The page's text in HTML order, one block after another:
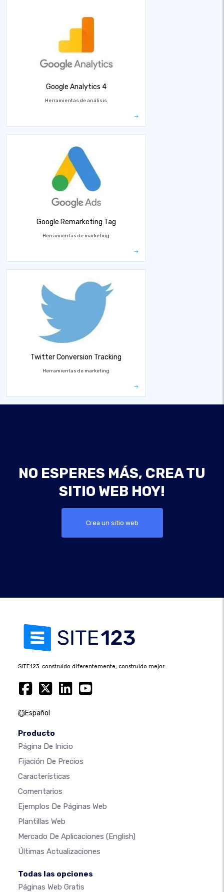
Google Analytics 4
Herramientas de análisis
Google Remarketing Tag
Herramientas de marketing
Twitter Conversion Tracking
Herramientas de marketing
NO ESPERES MÁS, CREA TU
SITIO WEB HOY!
Crea un sitio web
SITE123: construido diferentemente, construido mejor.
Español
Producto
Página De Inicio
Fijación De Precios
Características
Comentarios
Ejemplos De Páginas Web
Plantillas Web
Mercado De Aplicaciones (English)
Últimas Actualizaciones
Todas las opciones
Páginas Web Gratis